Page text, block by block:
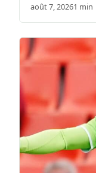
août 7, 20261 min